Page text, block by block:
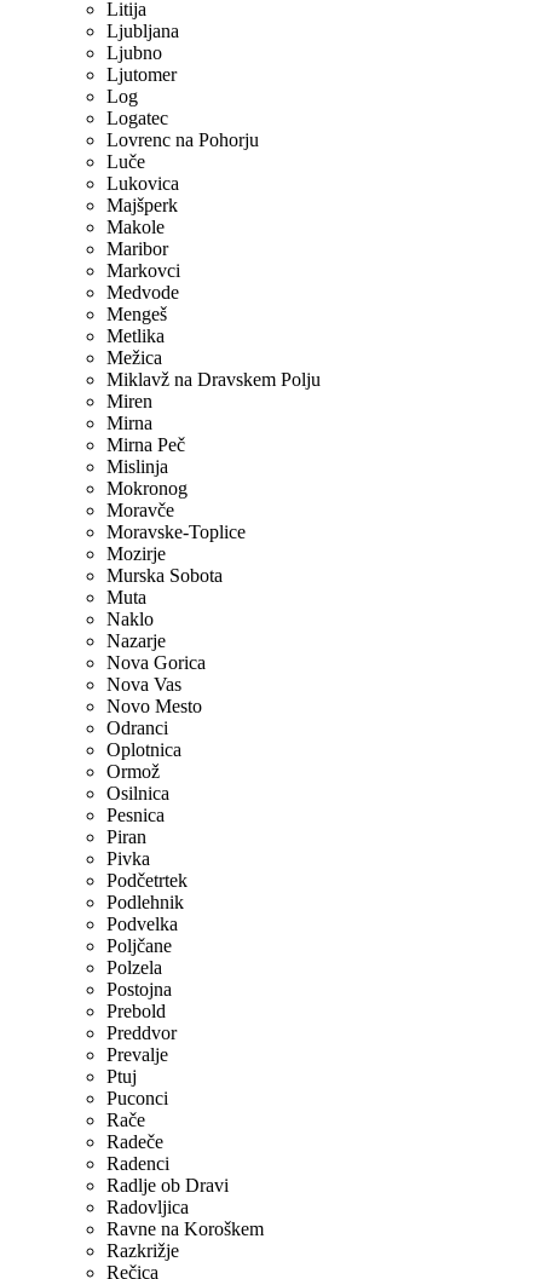
Litija
Ljubljana
Ljubno
Ljutomer
Log
Logatec
Lovrenc na Pohorju
Luče
Lukovica
Majšperk
Makole
Maribor
Markovci
Medvode
Mengeš
Metlika
Mežica
Miklavž na Dravskem Polju
Miren
Mirna
Mirna Peč
Mislinja
Mokronog
Moravče
Moravske-Toplice
Mozirje
Murska Sobota
Muta
Naklo
Nazarje
Nova Gorica
Nova Vas
Novo Mesto
Odranci
Oplotnica
Ormož
Osilnica
Pesnica
Piran
Pivka
Podčetrtek
Podlehnik
Podvelka
Poljčane
Polzela
Postojna
Prebold
Preddvor
Prevalje
Ptuj
Puconci
Rače
Radeče
Radenci
Radlje ob Dravi
Radovljica
Ravne na Koroškem
Razkrižje
Rečica